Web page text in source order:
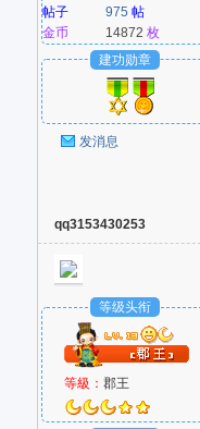
帖子
975 帖
金币
14872枚
建功勋章
发消息
qq3153430253
等级头衔
等級：郡王